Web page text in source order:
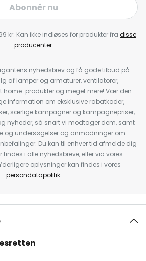
Abonnér nu
kr. Kan ikke indløses for produkter fra disse
producenter.
nyhedsbrev og få gode tilbud på
af lamper og armaturer, ventilatorer,
home-produkter og meget mere! Vær den
information om eksklusive rabatkoder,
særlige kampagner og kampagnepriser,
nyheder, så snart vi modtager dem, samt
og undersøgelser og anmodninger om
Du kan til enhver tid afmelde dig
findes i alle nyhedsbreve, eller via vores
oplysninger kan findes i vores
persondatapolitik.